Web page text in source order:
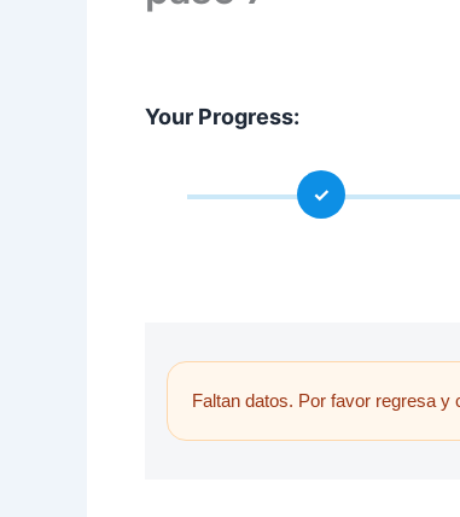
Your Progress:
✓
Faltan datos. Por favor regresa